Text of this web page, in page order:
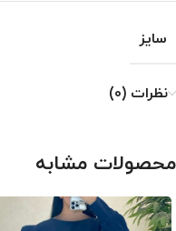
سایز
نظرات (0)
محصولات مشابه